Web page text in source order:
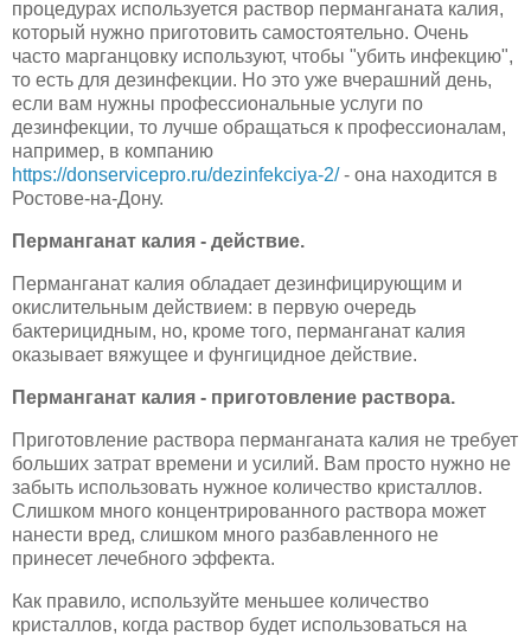
процедурах используется раствор перманганата калия,
который нужно приготовить самостоятельно. Очень
часто марганцовку используют, чтобы "убить инфекцию",
то есть для дезинфекции. Но это уже вчерашний день,
если вам нужны профессиональные услуги по
дезинфекции, то лучше обращаться к профессионалам,
например, в компанию
https://donservicepro.ru/dezinfekciya-2/- она находится в
Ростове-на-Дону.
Перманганат калия - действие.
Перманганат калия обладает дезинфицирующим и
окислительным действием: в первую очередь
бактерицидным, но, кроме того, перманганат калия
оказывает вяжущее и фунгицидное действие.
Перманганат калия - приготовление раствора.
Приготовление раствора перманганата калия не требует
больших затрат времени и усилий. Вам просто нужно не
забыть использовать нужное количество кристаллов.
Слишком много концентрированного раствора может
нанести вред, слишком много разбавленного не
принесет лечебного эффекта.
Как правило, используйте меньшее количество
кристаллов, когда раствор будет использоваться на